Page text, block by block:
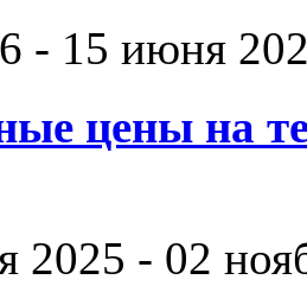
- 15 июня
цены на
2025 - 02